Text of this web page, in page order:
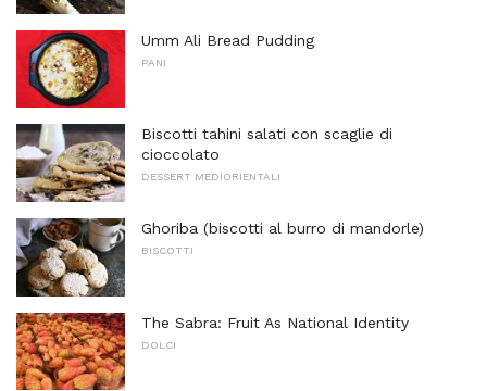
Umm Ali Bread Pudding
PANI
Biscotti tahini salati con scaglie di
cioccolato
DESSERT MEDIORIENTALI
Ghoriba (biscotti al burro di mandorle)
BISCOTTI
The Sabra: Fruit As National Identity
DOLCI